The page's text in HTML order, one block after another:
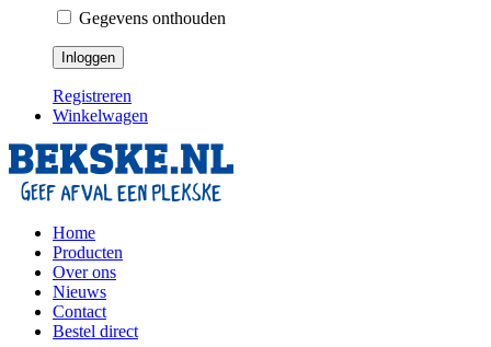
Gegevens onthouden
Registreren
Winkelwagen
Home
Producten
Over ons
Nieuws
Contact
Bestel direct